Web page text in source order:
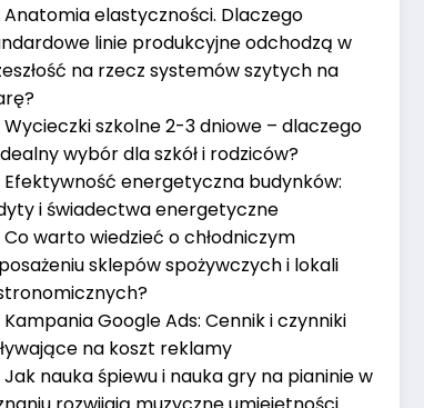
Anatomia elastyczności. Dlaczego
linie produkcyjne odchodzą w
na rzecz systemów szytych na
Wycieczki szkolne 2-3 dniowe – dlaczego
wybór dla szkół i rodziców?
Efektywność energetyczna budynków:
i świadectwa energetyczne
Co warto wiedzieć o chłodniczym
sklepów spożywczych i lokali
Kampania Google Ads: Cennik i czynniki
na koszt reklamy
Jak nauka śpiewu i nauka gry na pianinie w